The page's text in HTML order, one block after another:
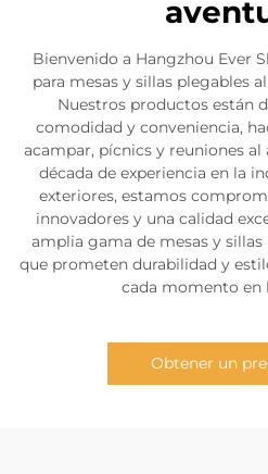
Bienvenido a Hangzhou Ever
para mesas y sillas plegables
Nuestros productos están
comodidad y conveniencia,
acampar, pícnics y reuniones al
década de experiencia en la
exteriores, estamos
innovadores y una calidad
amplia gama de mesas y
que prometen durabilidad y
cada momento en
Obtener un